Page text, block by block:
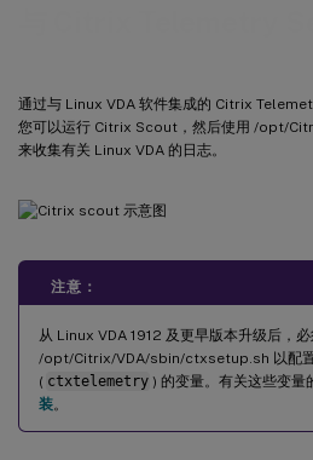
通过与 Linux VDA 软件集成的 Citrix
您可以运行 Citrix Scout，然后使用 /opt/
来收集有关 Linux VDA 的日志。
注意：
从 Linux VDA 1912 及更早版本升级后，
/opt/Citrix/VDA/sbin/ctxsetup.sh 以配
( ctxtelemetry ) 的变量。有关这些变量
装。